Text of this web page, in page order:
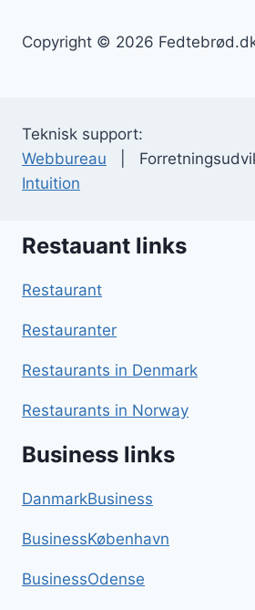
Copyright © 2026
Teknisk support:
Webbureau |
Intuition
Restauant links
Restaurant
Restauranter
Restaurants in Denmark
Restaurants in Norway
Business links
DanmarkBusiness
BusinessKøbenhavn
BusinessOdense